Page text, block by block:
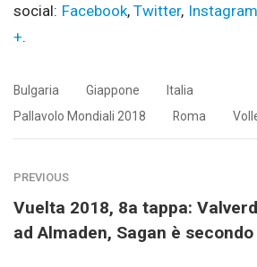
social: Facebook,Twitter, Instagram
+.
Bulgaria Giappone
Italia
Pallavolo Mondiali 2018
Roma
PREVIOUS
Vuelta 2018, 8a tappa:
ad Almaden, Sagan è secondo